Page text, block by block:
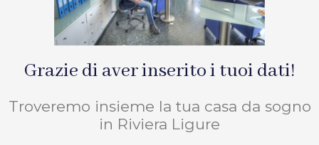
Grazie di aver inserito i tuoi dati!
Troveremo insieme la tua casa da sogno
in Riviera Ligure